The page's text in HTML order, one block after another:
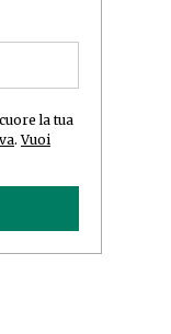
la tua
.Vuoi